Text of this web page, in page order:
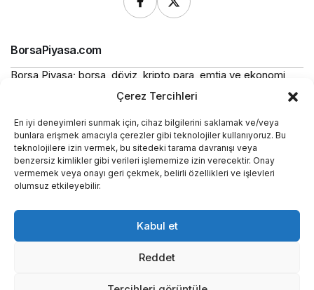
Çerez Tercihleri
En iyi deneyimleri sunmak için, cihaz bilgilerini saklamak ve/veya
bunlara erişmek amacıyla çerezler gibi teknolojiler kullanıyoruz. Bu
teknolojilere izin vermek, bu sitedeki tarama davranışı veya
benzersiz kimlikler gibi verileri işlememize izin verecektir. Onay
vermemek veya onayı geri çekmek, belirli özellikleri ve işlevleri
olumsuz etkileyebilir.
Kabul et
Reddet
BorsaPiyasa.com
Borsa Piyasa; borsa, döviz, kripto para, emtia ve ekonomi
alanlarında güncel haberler, piyasa verileri ve bilgilendirici
içerikler sunan bağımsız bir dijital yayın platformudur.
Bu sitede yer alan içerikler bilgilendirme amaçlıdır ve
yatırım tavsiyesi niteliği taşımaz.
Yasal
Kurumsal